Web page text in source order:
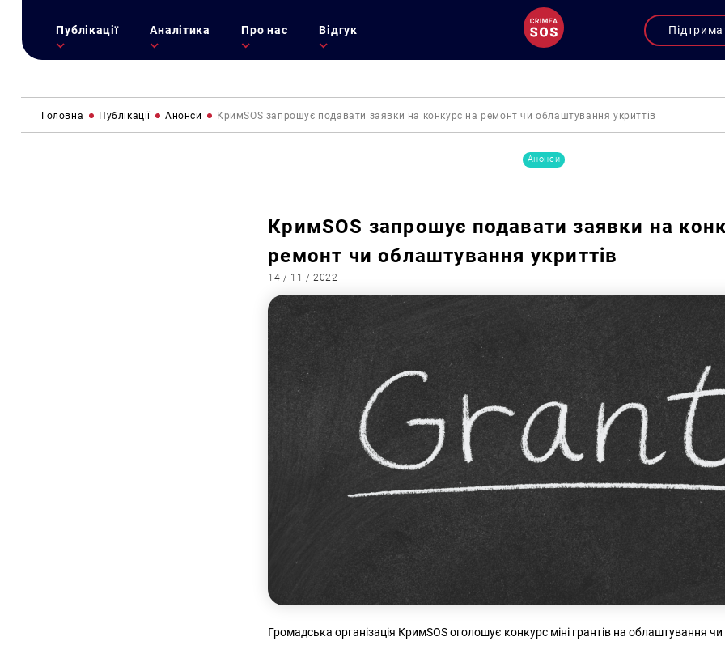
Публікації Аналітика Про нас Відгук
Головна Публікації Анонси КримSOS запрошує подавати заявки на конкурс на ремонт чи облаштування укриттів
Анонси
КримSOS запрошує подавати заявки на
ремонт чи облаштування укриттів
14 / 11 / 2022
Громадська організація КримSOS оголошує конкурс міні грантів на облаштування